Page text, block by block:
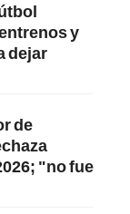
y
dejar
de
"no fue